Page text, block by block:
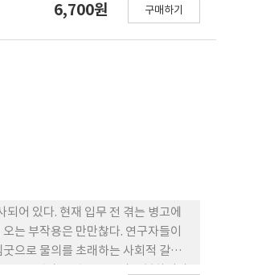
세계관의 재인식, 그리고 생활 기반
6,700원 구매하기
어 있다. 현재 입무 전 겪는 병고에
는 부작용은 만만찮다. 연구자들이
으로 물의를 초래하는 사회적 갈등